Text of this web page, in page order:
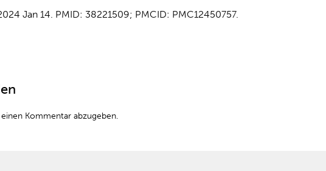
Jan 14. PMID: 38221509; PMCID: PMC12450757.
Kommentar abzugeben.